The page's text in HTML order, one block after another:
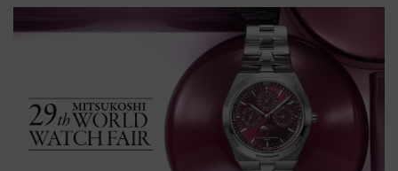
来春のGW旅行まで狙える激ア
ツ路線まとめ（8/10まで）